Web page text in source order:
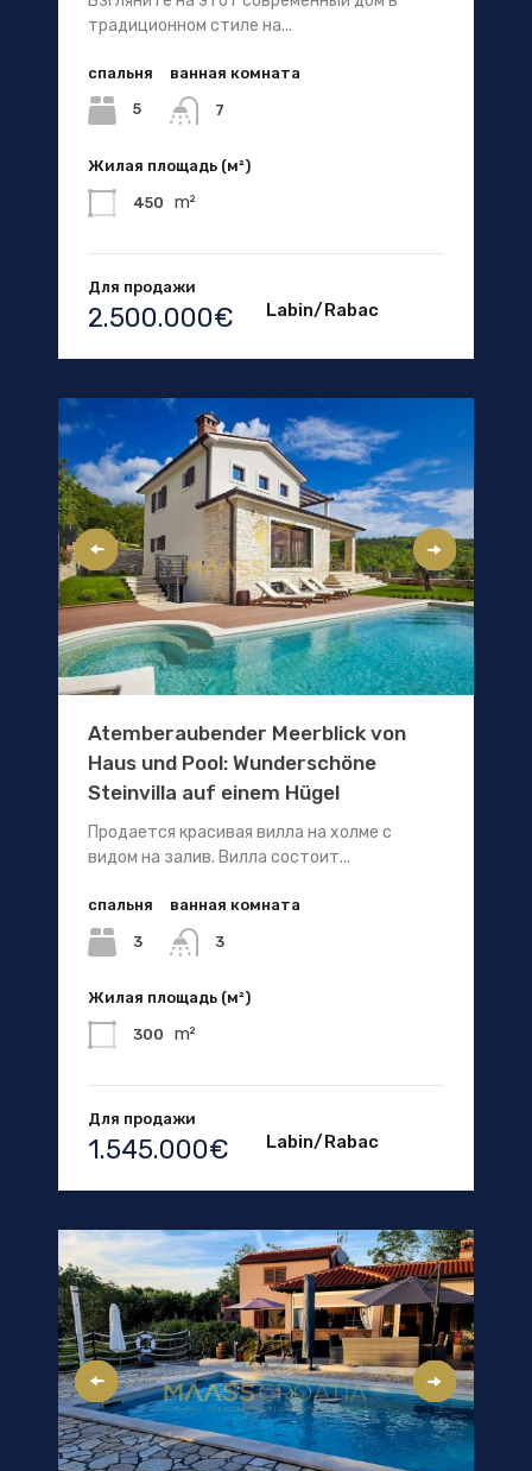
традиционном стиле на...
спальня
5
ванная комната
7
Жилая площадь (м²)
450 m²
Для продажи
2.500.000€ Labin/Rabac
Atemberaubender Meerblick von
Haus und Pool: Wunderschöne
Steinvilla auf einem Hügel
Продается красивая вилла на холме с
видом на залив. Вилла состоит...
спальня
3
ванная комната
3
Жилая площадь (м²)
300 m²
Для продажи
1.545.000€ Labin/Rabac